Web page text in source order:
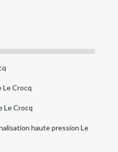
Le Crocq
Le Crocq
haute pression Le